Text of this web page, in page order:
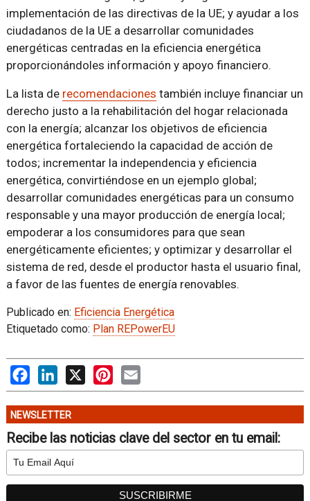
implementación de las directivas de la UE; y ayudar a los
ciudadanos de la UE a desarrollar comunidades
energéticas centradas en la eficiencia energética
proporcionándoles información y apoyo financiero.
La lista de recomendaciones también incluye financiar un
derecho justo a la rehabilitación del hogar relacionada
con la energía; alcanzar los objetivos de eficiencia
energética fortaleciendo la capacidad de acción de
todos; incrementar la independencia y eficiencia
energética, convirtiéndose en un ejemplo global;
desarrollar comunidades energéticas para un consumo
responsable y una mayor producción de energía local;
empoderar a los consumidores para que sean
energéticamente eficientes; y optimizar y desarrollar el
sistema de red, desde el productor hasta el usuario final,
a favor de las fuentes de energía renovables.
Publicado en: Eficiencia Energética
Etiquetado como: Plan REPowerEU
FacebookLinkedIn
X PinterestEmail
NEWSLETTER
Recibe las noticias clave del sector en tu email: